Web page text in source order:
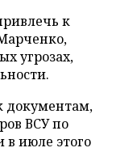
к
угрозах,
документам,
ВСУ по
в июле этого